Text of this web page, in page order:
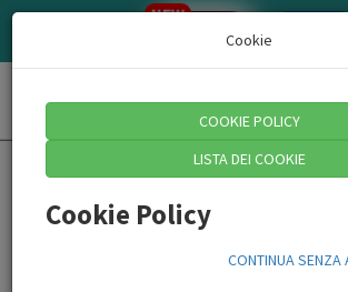
AZIENDE/CONSULENTI
NEW
Il punto di
Cookie
COOKIE POLICY
LISTA DEI COOKIE
Cookie Policy
CONTINUA SENZA